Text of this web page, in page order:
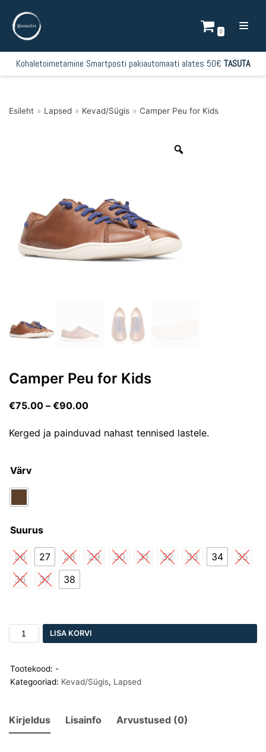
Mine
sisu
0
Kohaletoimetamine Smartposti pakiautomaati alates 50€ TASUTA
Esileht » Lapsed » Kevad/Sügis » Camper Peu for Kids
Camper Peu for Kids
€75.00 – €90.00
Kerged ja painduvad nahast tennised lastele.
Värv
Suurus
26 27 28 29 30 31 32 33 34
35
36
37 38
LISA KORVI
Tootekood: -
Kategooriad: Kevad/Sügis, Lapsed
Kirjeldus Lisainfo Arvustused (0)